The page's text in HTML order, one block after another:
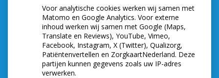
Voor analytische cookies werken wij samen met
Matomo en Google Analytics. Voor externe
inhoud werken wij samen met Google (Maps,
Translate en Reviews), YouTube, Vimeo,
Facebook, Instagram, X (Twitter), Qualizorg,
Patiëntenvertellen en ZorgkaartNederland. Deze
partijen kunnen gegevens zoals uw IP-adres
verwerken.